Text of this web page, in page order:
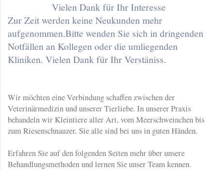
Vielen Dank für Ihr Interesse
Zur Zeit werden keine Neukunden mehr
aufgenommen.Bitte wenden Sie sich in dringenden
Notfällen an Kollegen oder die umliegenden
Kliniken. Vielen Dank für Ihr Verstäniss.
Wir möchten eine Verbindung schaffen zwischen der
Veterinärmedizin und unserer Tierliebe. In unserer Praxis
behandeln wir Kleintiere aller Art, vom Meerschweinchen bis
zum Riesenschnauzer. Sie alle sind bei uns in guten Händen.
Erfahren Sie auf den folgenden Seiten mehr über unsere
Behandlungsmethoden und lernen Sie unser Team kennen.